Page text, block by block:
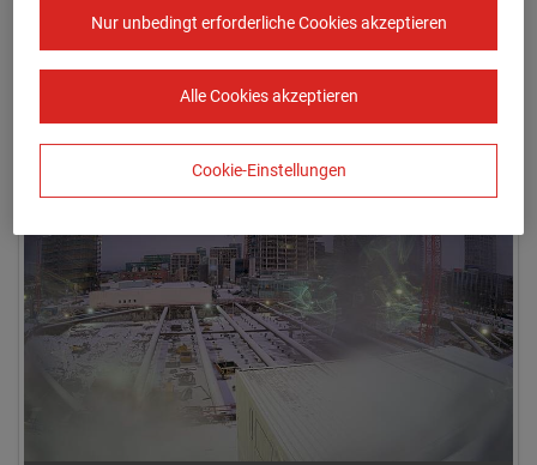
05.01.2026 08:00
Nur unbedingt erforderliche Cookies akzeptieren
Alle Cookies akzeptieren
Cookie-Einstellungen